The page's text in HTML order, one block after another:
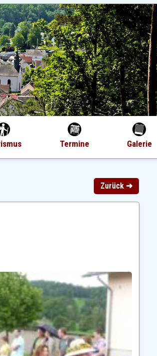
Termine Galerie
Zurück ➜